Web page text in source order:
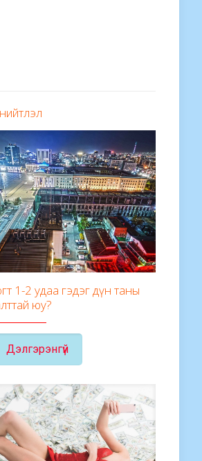
1-2 удаа гэдэг дүн таны
юу?
Дэлгэрэнгүй